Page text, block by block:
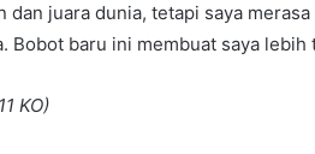
dan juara dunia, tetapi saya
Bobot baru ini membuat saya lebih
KO)